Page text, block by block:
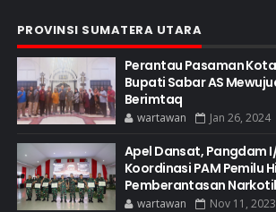
PROVINSI SUMATERA UTARA
Perantau Pasaman
Bupati Sabar AS
Berimtaq
wartawan Jan 26, 2024
Apel Dansat, Pangdam
Koordinasi PAM Pemilu
Pemberantasan
wartawan Nov 11, 2023